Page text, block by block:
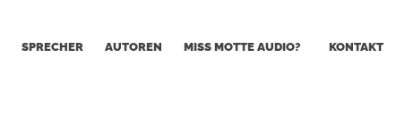
SPRECHER AUTOREN MISS MOTTE AUDIO? KONTAKT